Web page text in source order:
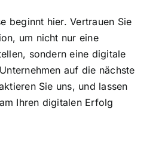
beginnt hier. Vertrauen Sie
um nicht nur eine
sondern eine digitale
auf die nächste
Sie uns, und lassen
Ihren digitalen Erfolg